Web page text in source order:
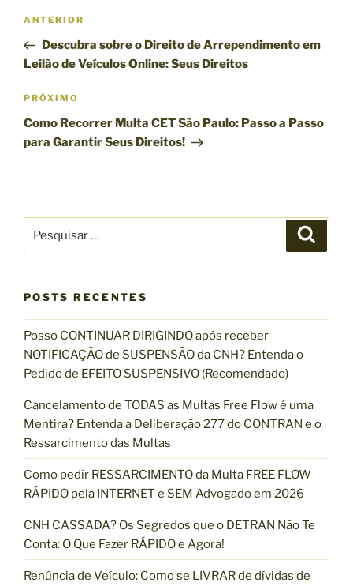
N
v
g
a
ç
P
s
t
P
o
s
a
n
ANTERIOR
Descubra sobre o Direito de Arrependimento em
Leilão de Veículos Online: Seus Direitos
P
r
ó
o
PRÓXIMO
Como Recorrer Multa CET São Paulo: Passo a Passo
para Garantir Seus Direitos!
u
i
s
a
r
p
o
r
s
r
POSTS RECENTES
Posso CONTINUAR DIRIGINDO após receber
NOTIFICAÇÃO de SUSPENSÃO da CNH? Entenda o
Pedido de EFEITO SUSPENSIVO (Recomendado)
Cancelamento de TODAS as Multas Free Flow é uma
Mentira? Entenda a Deliberação 277 do CONTRAN e o
Ressarcimento das Multas
Como pedir RESSARCIMENTO da Multa FREE FLOW
RÁPIDO pela INTERNET e SEM Advogado em 2026
CNH CASSADA? Os Segredos que o DETRAN Não Te
Conta: O Que Fazer RÁPIDO e Agora!
Renúncia de Veículo: Como se LIVRAR de dívidas de